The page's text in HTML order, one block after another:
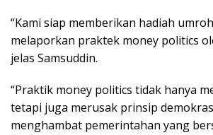
“Kami siap memberikan hadiah
melaporkan praktek money politics
jelas Samsuddin.
“Praktik money politics tidak hanya
tetapi juga merusak prinsip
menghambat pemerintahan yang